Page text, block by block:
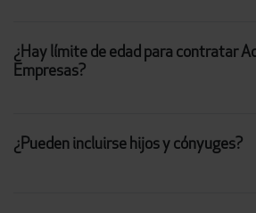
¿Hay límite de edad para contratar
Empresas?
¿Pueden incluirse hijos y cónyuges?